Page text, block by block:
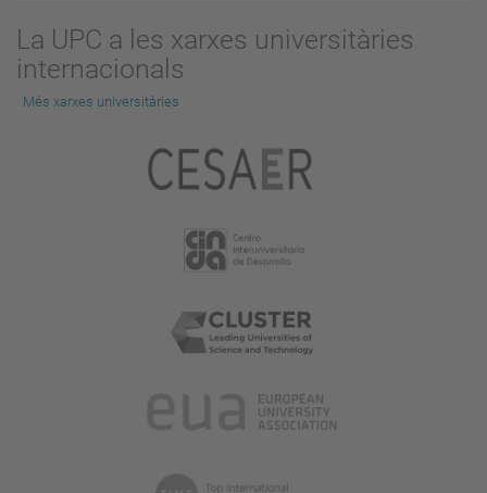
La UPC a les xarxes universitàries
internacionals
Més xarxes universitàries